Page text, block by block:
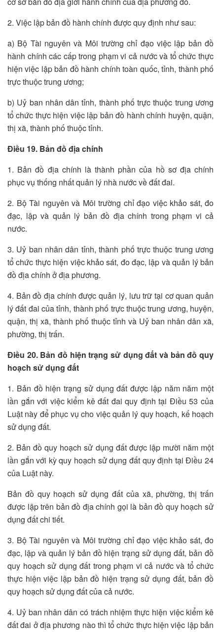
2. Việc lập bản đồ hành chính được quy định như sau:
a) Bộ Tài nguyên và Môi trường chỉ đạo việc lập bản đồ
hành chính các cấp trong phạm vi cả nước và tổ chức thực
hiện việc lập bản đồ hành chính toàn quốc, tỉnh, thành phố
trực thuộc trung ương;
b) Uỷ ban nhân dân tỉnh, thành phố trực thuộc trung ương
tổ chức thực hiện việc lập bản đồ hành chính huyện, quận,
thị xã, thành phố thuộc tỉnh.
Điều 19. Bản đồ địa chính
1. Bản đồ địa chính là thành phần của hồ sơ địa chính
phục vụ thống nhất quản lý nhà nước về đất đai.
2. Bộ Tài nguyên và Môi trường chỉ đạo việc khảo sát, đo
đạc, lập và quản lý bản đồ địa chính trong phạm vi cả
nước.
3. Uỷ ban nhân dân tỉnh, thành phố trực thuộc trung ương
tổ chức thực hiện việc khảo sát, đo đạc, lập và quản lý bản
đồ địa chính ở địa phương.
4. Bản đồ địa chính được quản lý, lưu trữ tại cơ quan quản
lý đất đai của tỉnh, thành phố trực thuộc trung ương, huyện,
quận, thị xã, thành phố thuộc tỉnh và Uỷ ban nhân dân xã,
phường, thị trấn.
Điều 20. Bản đồ hiện trạng sử dụng đất và bản đồ quy
hoạch sử dụng đất
1. Bản đồ hiện trạng sử dụng đất được lập năm năm một
lần gắn với việc kiểm kê đất đai quy định tại Điều 53 của
Luật này để phục vụ cho việc quản lý quy hoạch, kế hoạch
sử dụng đất.
2. Bản đồ quy hoạch sử dụng đất được lập mười năm một
lần gắn với kỳ quy hoạch sử dụng đất quy định tại Điều 24
của Luật này.
Bản đồ quy hoạch sử dụng đất của xã, phường, thị trấn
được lập trên bản đồ địa chính gọi là bản đồ quy hoạch sử
dụng đất chi tiết.
3. Bộ Tài nguyên và Môi trường chỉ đạo việc khảo sát, đo
đạc, lập và quản lý bản đồ hiện trạng sử dụng đất, bản đồ
quy hoạch sử dụng đất trong phạm vi cả nước và tổ chức
thực hiện việc lập bản đồ hiện trạng sử dụng đất, bản đồ
quy hoạch sử dụng đất của cả nước.
4. Uỷ ban nhân dân có trách nhiệm thực hiện việc kiểm kê
đất đai ở địa phương nào thì tổ chức thực hiện việc lập bản